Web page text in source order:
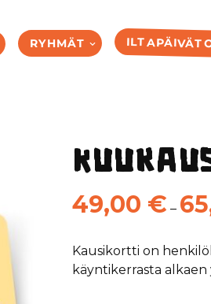
RYHMÄT
49,00 € –
Kausikortti on
käyntikerrasta